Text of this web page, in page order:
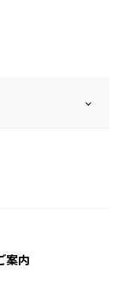
案内